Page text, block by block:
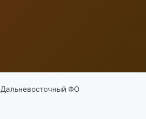
Дальневосточный ФО